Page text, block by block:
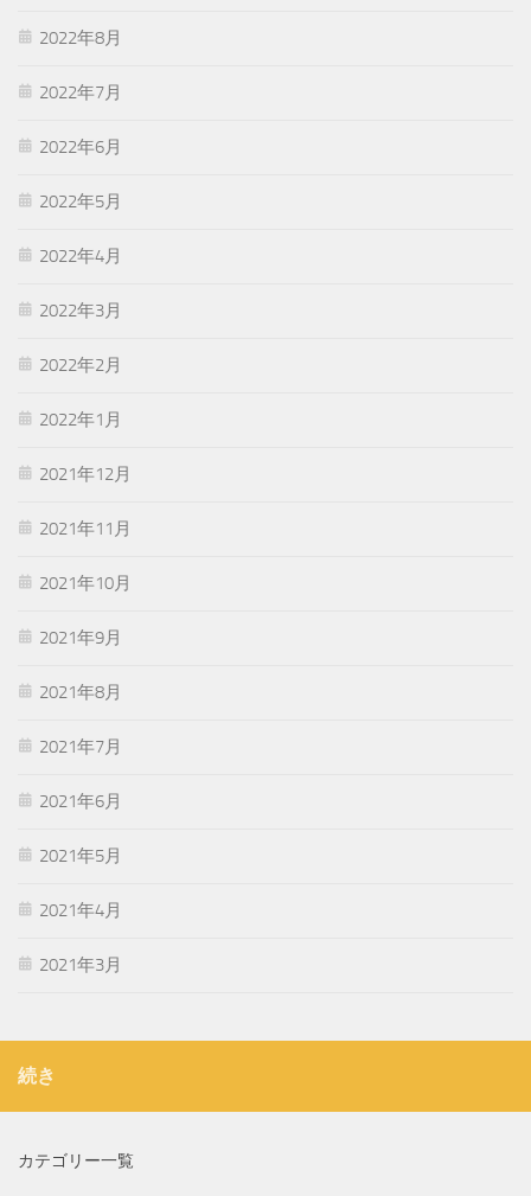
2022年8月
2022年7月
2022年6月
2022年5月
2022年4月
2022年3月
2022年2月
2022年1月
2021年12月
2021年11月
2021年10月
2021年9月
2021年8月
2021年7月
2021年6月
2021年5月
2021年4月
2021年3月
続き
カテゴリー一覧